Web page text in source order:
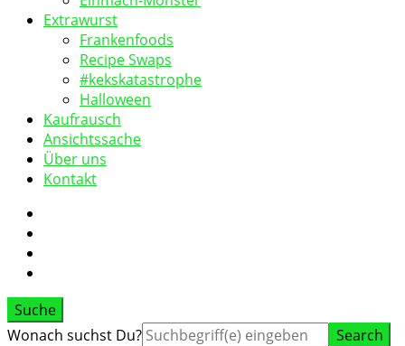
Extrawurst
Frankenfoods
Recipe Swaps
#kekskatastrophe
Halloween
Kaufrausch
Ansichtssache
Über uns
Kontakt
Suche
Suche
Wonach suchst Du?